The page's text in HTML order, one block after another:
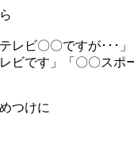
テレビ〇〇ですが･･･
レビです」「〇〇スポ
つけに